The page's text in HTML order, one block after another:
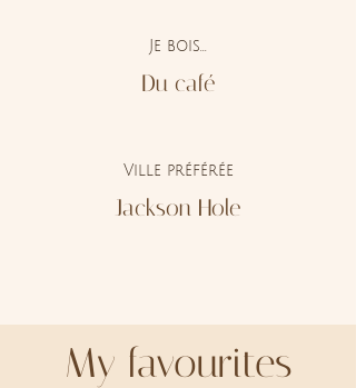
Je bois...
Du café
Ville préférée
Jackson Hole
My favourites